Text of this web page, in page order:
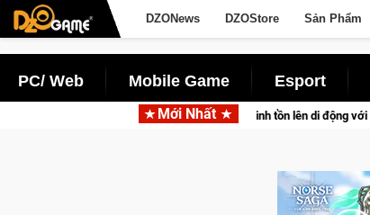
DZONews DZOStore Sản Phẩm
PC/ Web Mobile Game Esport
Mới Nhất
tấn săn thú sinh tồn lên di động với tên gọi Palworld Online